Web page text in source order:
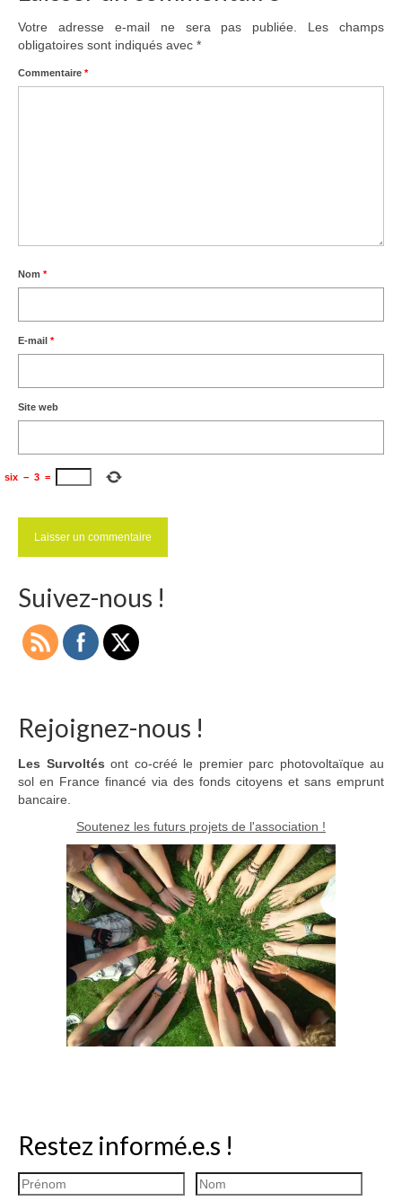
Votre adresse e-mail ne sera pas publiée.
Les champs
obligatoires sont indiqués avec *
Commentaire *
Nom *
E-mail *
Site web
six − 3 =
Suivez-nous !
Rejoignez-nous !
Les Survoltés ont co-créé le premier parc photovoltaïque au
sol en France financé via des fonds citoyens et sans emprunt
bancaire.
Soutenez les futurs projets de l'association !
Restez informé.e.s !